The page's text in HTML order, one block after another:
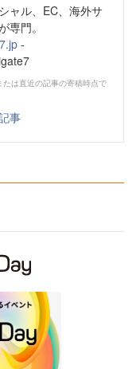
ャル、EC、海外サ
専門。
-
は直近の記事の寄稿時点で
事